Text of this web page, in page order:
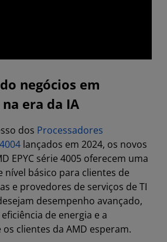
negócios em
era da IA
dos Processadores
lançados em 2024, os novos
EPYC série 4005 oferecem uma
nível básico para clientes de
e provedores de serviços de TI
desempenho avançado,
de energia e a
clientes da AMD esperam.